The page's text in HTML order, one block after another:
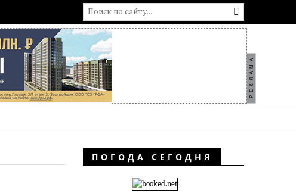
РЕКЛАМА
ПОГОДА СЕГОДНЯ